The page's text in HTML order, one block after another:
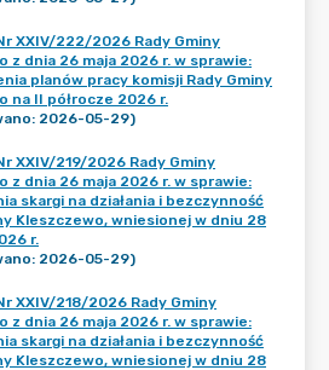
XXIV/222/2026 Rady Gminy
z dnia 26 maja 2026 r. w sprawie:
planów pracy komisji Rady Gminy
na II półrocze 2026 r.
2026-05-29)
XXIV/219/2026 Rady Gminy
z dnia 26 maja 2026 r. w sprawie:
skargi na działania i bezczynność
Kleszczewo, wniesionej w dniu 28
r.
2026-05-29)
XXIV/218/2026 Rady Gminy
z dnia 26 maja 2026 r. w sprawie:
skargi na działania i bezczynność
Kleszczewo, wniesionej w dniu 28